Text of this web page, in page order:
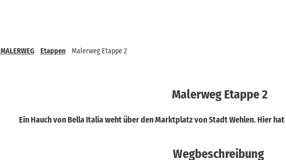
MALERWEG Etappen
Malerweg Etappe 2
Malerweg Etappe 2
Ein Hauch von Bella Italia weht über den Marktplatz von Stadt Wehlen. Hier
Wegbeschreibung